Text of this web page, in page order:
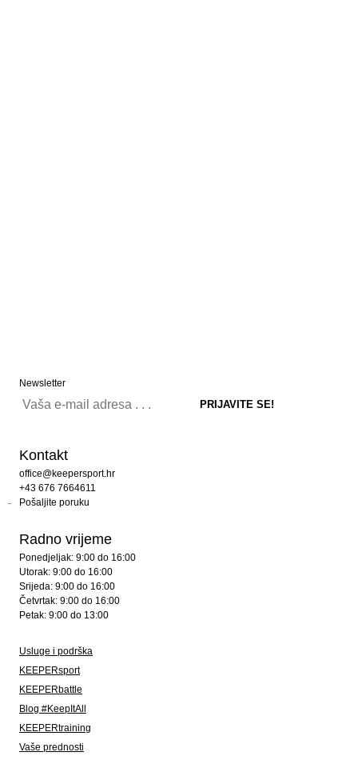
Newsletter
Kontakt
office@keepersport.hr
+43 676 7664611
Pošaljite poruku
Radno vrijeme
Ponedjeljak: 9:00 do 16:00
Utorak: 9:00 do 16:00
Srijeda: 9:00 do 16:00
Četvrtak: 9:00 do 16:00
Petak: 9:00 do 13:00
Usluge i podrška
KEEPERsport
KEEPERbattle
Blog #KeepItAll
KEEPERtraining
Vaše prednosti